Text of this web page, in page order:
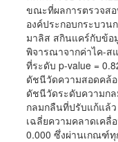
ขณะที่ผลการตรวจสอ
องค์ประกอบกระบว
มาลิส สกินแคร์กับข้อ
พิจารณาจากค่าไค-ส
ที่ระดับ p-value =
ดัชนีวัดความสอดคล้
ดัชนีวัดระดับความก
กลมกลืนที่ปรับแก้แล้ว
เฉลี่ยความคลาดเคลื่
0.000 ซึ่งผ่านเกณฑ์ทุ